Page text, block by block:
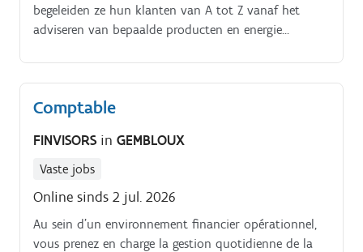
begeleiden ze hun klanten van A tot Z vanaf het
adviseren van bepaalde producten en energie
materiaal en in sommige gevallen de assistentie bij de
indienststelling. Voor de vestiging te Gembloux zijn
Comptable
FINVISORS in GEMBLOUX
Vaste jobs
Online sinds 2 jul. 2026
Au sein d’un environnement financier opérationnel,
vous prenez en charge la gestion quotidienne de la